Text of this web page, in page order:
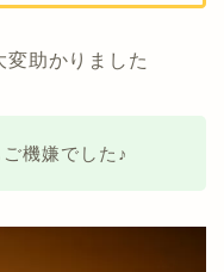
変助かりました
機嫌でした♪